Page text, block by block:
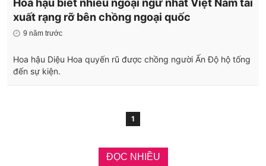
Hoa hậu biết nhiều ngoại ngữ nhất Việt Nam tái
xuất rạng rỡ bên chồng ngoại quốc
9 năm trước
Hoa hậu Diệu Hoa quyến rũ được chồng người Ấn Độ hộ tống
đến sự kiện.
1
ĐỌC NHIỀU